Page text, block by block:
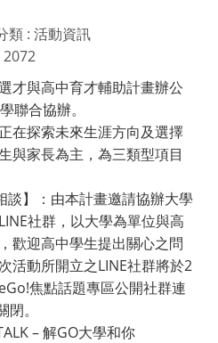
類 : 活動資訊
2072
才與高中育才輔助計畫辦公
聯合協辦。
在探索未來生涯方向及選擇
與家長為主，為三類型項目
談】：由本計畫邀請協辦大學
社群，以大學為單位與高
歡迎高中學生提出關心之問
活動所開立之LINE社群將於2
焦點話題專區公開社群連
。
– 解GO大學和你